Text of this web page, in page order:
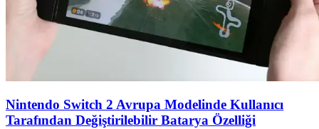
Nintendo Switch 2 Avrupa Modelinde Kullanıcı
Tarafından Değiştirilebilir Batarya Özelliği